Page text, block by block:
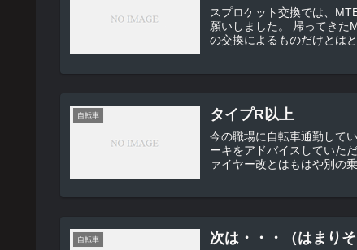
スプロケット交換では、
願いしました。 帰ってきたMTB（もはやクロスバイク、でも26インチ）の進化はスプロケット
自転車 タイプR以上
今の職場に自転車通勤している人がいます。 最近、新車
ーキをアドバイスしていただいた
ァイヤー改とはもはや別の
自転車 次は・・・（はまりそ